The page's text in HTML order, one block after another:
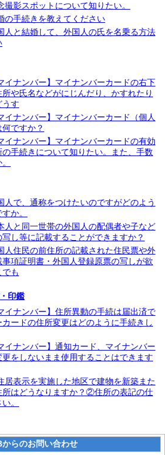
影スポットについて知りたい。
手続きを教えてください
と結婚して、外国人の氏を名乗る方法
ナンバー】マイナンバーカードの右下
や氏名などがにじんだり、かすれたり
うす
ナンバー】マイナンバーカード（個人
ですか？
ナンバー】マイナンバーカードの有効
手続きについて知りたい。また、手数
で、通称をつけたいのですがどのよう
か。
と同一世帯の外国人の配偶者や子など
し等に記載することができますか？
住民の前住所の記載された住民票や外
項証明書・外国人登録原票の写しが欲
でも
印鑑
ナンバー】住所異動の手続は届出済で
ードの住所変更はどのように手続きし
ナンバー】通知カード、マイナンバー
をしないまま使用することはできます
表示を実施した地区で建物を新築また
所はどうなりますか？②住所の表記の仕
。
からのお問い合わせ